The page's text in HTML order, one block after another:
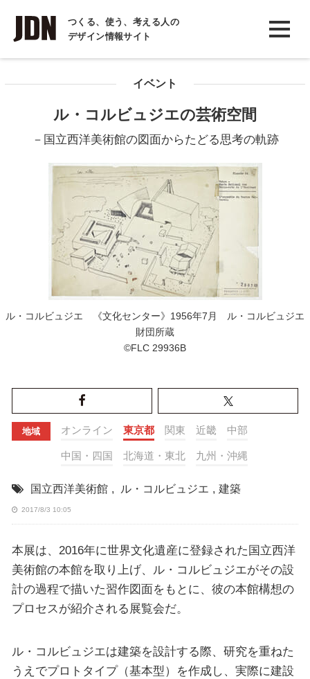
つくる、使う、考える人の
デザイン情報サイト
INTERVIEW
インタビュー
COLUMN
イベント
ル・コルビュジエの芸術空間
－国立西洋美術館の図面からたどる思考の軌跡
ル・コルビュジエ 《文化センター》1956年7月 ル・コルビュジエ
財団所蔵
©FLC 29936B
地域 オンライン 東京都 関東 近畿 中部
中国・四国 北海道・東北 九州・沖縄
国立西洋美術館 , ル・コルビュジエ , 建築
2017/8/3 10:05
本展は、2016年に世界文化遺産に登録された国立西洋
美術館の本館を取り上げ、ル・コルビュジエがその設
計の過程で描いた習作図面をもとに、彼の本館構想の
プロセスが紹介される展覧会だ。
ル・コルビュジエは建築を設計する際、研究を重ねた
うえでプロトタイプ（基本型）を作成し、実際に建設